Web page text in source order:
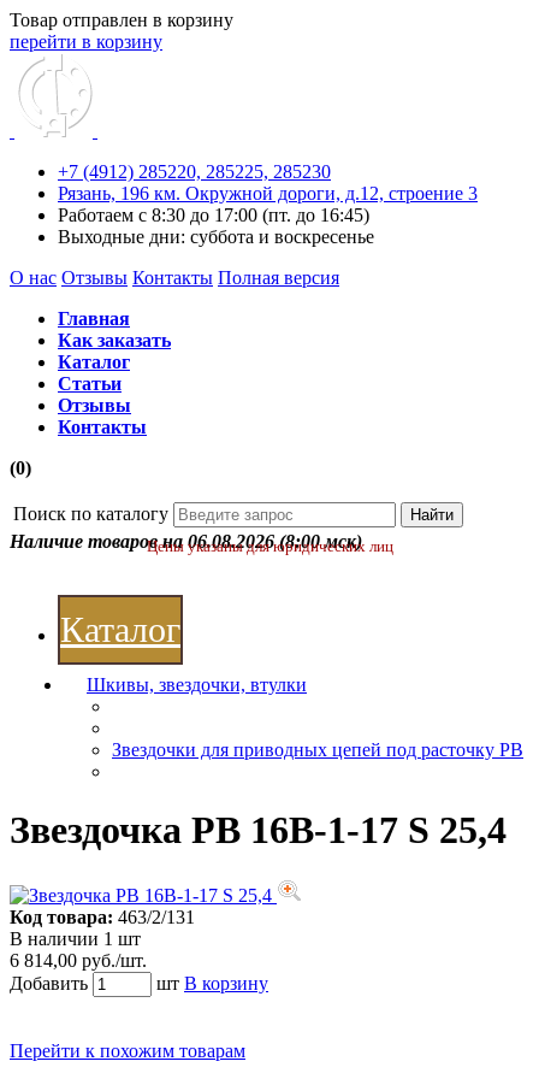
Товар отправлен в корзину
перейти в корзину
+7 (4912) 285220, 285225, 285230
Рязань, 196 км. Окружной дороги, д.12, строение 3
Работаем с 8:30 до 17:00 (пт. до 16:45)
Выходные дни: суббота и воскресенье
О нас Отзывы Контакты Полная версия
Главная
Как заказать
Каталог
Статьи
Отзывы
Контакты
(0)
Поиск по каталогу
Наличие товаров на 06.08.2026 (8:00 мск)
Цены указаны для юридических лиц
Каталог
Шкивы, звездочки, втулки
Звездочки для приводных цепей под расточку РВ
Звездочка PВ 16В-1-17 S 25,4
Код товара: 463/2/131
В наличии 1 шт
6 814,00 руб./шт.
Добавить
шт В корзину
Перейти к похожим товарам